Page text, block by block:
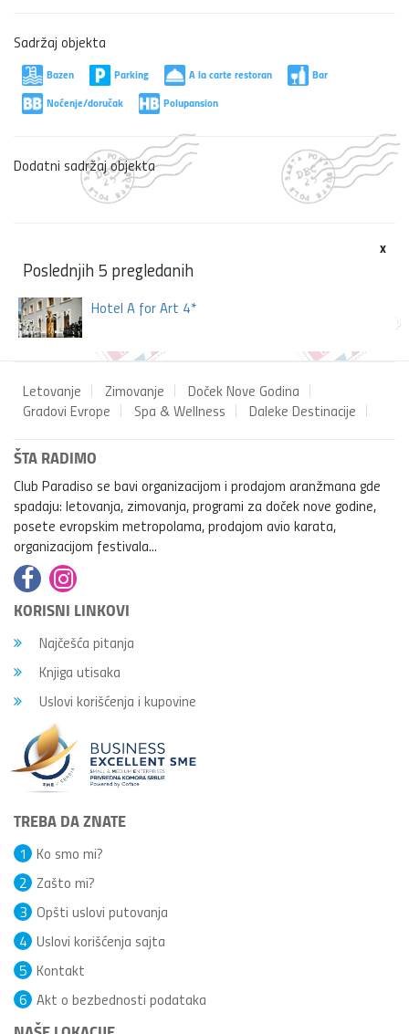
Sadržaj objekta
Bazen Parking A la carte restoran
Bar
Noćenje/doručak
Polupansion
Dodatni sadržaj objekta
x
Poslednjih 5 pregledanih
Hotel A for Art 4*
Letovanje Zimovanje
Doček Nove Godina
Gradovi Evrope
Spa & Wellness Daleke Destinacije
ŠTA RADIMO
Club Paradiso se bavi organizacijom i prodajom aranžmana gde
spadaju: letovanja, zimovanja, programi za doček nove godine,
posete evropskim metropolama, prodajom avio karata,
organizacijom festivala...
KORISNI LINKOVI
Najčešća pitanja
Knjiga utisaka
Uslovi korišćenja i kupovine
TREBA DA ZNATE
Ko smo mi?
1
Zašto mi?
2
Opšti uslovi putovanja
3
Uslovi korišćenja sajta
4
Kontakt
5
Akt o bezbednosti podataka
6